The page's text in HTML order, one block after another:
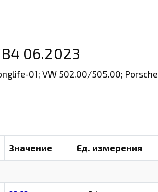
06.2023
01; VW 502.00/505.00; Porsche
Значение Ед. измерения